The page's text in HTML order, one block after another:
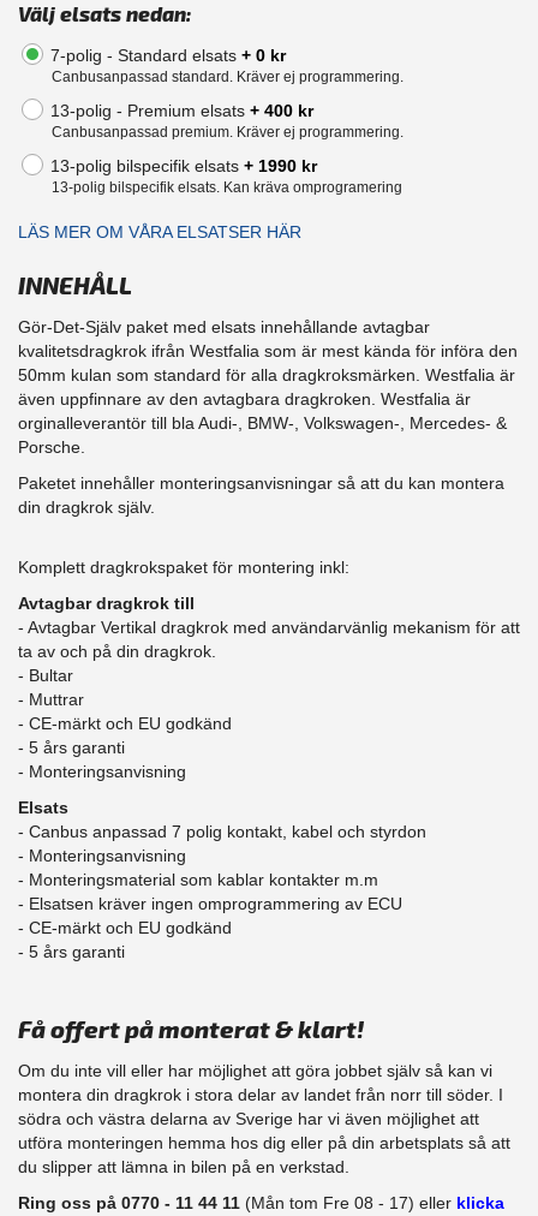
Välj elsats nedan:
7-polig - Standard elsats + 0 kr
Canbusanpassad standard. Kräver ej programmering.
13-polig - Premium elsats + 400 kr
Canbusanpassad premium. Kräver ej programmering.
13-polig bilspecifik elsats + 1990 kr
13-polig bilspecifik elsats. Kan kräva omprogramering
LÄS MER OM VÅRA ELSATSER HÄR
INNEHÅLL
Gör-Det-Själv paket med elsats innehållande avtagbar
kvalitetsdragkrok ifrån Westfalia som är mest kända för införa den
50mm kulan som standard för alla dragkroksmärken. Westfalia är
även uppfinnare av den avtagbara dragkroken. Westfalia är
orginalleverantör till bla Audi-, BMW-, Volkswagen-, Mercedes- &
Porsche.
Paketet innehåller monteringsanvisningar så att du kan montera
din dragkrok själv.
Komplett dragkrokspaket för montering inkl:
Avtagbar dragkrok till
- Avtagbar Vertikal dragkrok med användarvänlig mekanism för att
ta av och på din dragkrok.
- Bultar
- Muttrar
- CE-märkt och EU godkänd
​- 5 års garanti
- Monteringsanvisning
Elsats
- Canbus anpassad 7 polig kontakt, kabel och styrdon
- Monteringsanvisning
- Monteringsmaterial som kablar kontakter m.m
- Elsatsen kräver ingen omprogrammering av ECU
- CE-märkt och EU godkänd
​- 5 års garanti
Få offert på monterat & klart!
Om du inte vill eller har möjlighet att göra jobbet själv så kan vi
montera din dragkrok i stora delar av landet från norr till söder. I
södra och västra delarna av Sverige har vi även möjlighet att​
utföra monteringen hemma hos dig eller på din arbetsplats så att
du slipper att lämna in bilen på en verkstad.
Ring oss på 0770 - 11 44 11 (Mån tom Fre 08 - 17) eller klicka